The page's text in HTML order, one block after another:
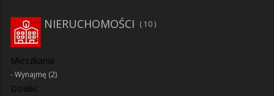
NIERUCHOMOŚCI 10
Mieszkania
Wynajmę (2)
Działki